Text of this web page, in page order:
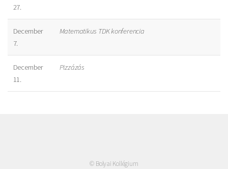
27.
December
7.
Matematikus TDK konferencia
December
11.
Pizzázás
© Bolyai Kollégium